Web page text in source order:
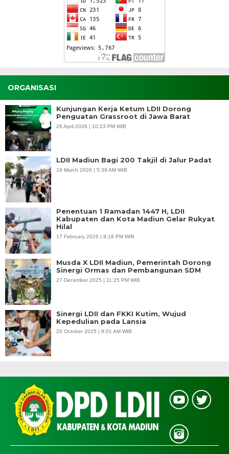
ORGANISASI
Kunjungan Kerja Ketum LDII Dorong
Penguatan Grassroot di Jawa Barat
26 April 2026 | 10:23 PM WIB
LDII Madiun Bagi 200 Takjil di Jalur Padat
18 March 2026 | 5:39 AM WIB
Penentuan 1 Ramadan 1447 H, LDII
Kabupaten dan Kota Madiun Gelar Rukyat
Hilal
17 February 2026 | 8:18 PM WIB
Musda X LDII Madiun, Pemerintah Dorong
Sinergi Ormas dan Pembangunan SDM
27 December 2025 | 11:25 PM WIB
Sinergi LDII dan FKKI Kutim, Wujud
Kepedulian pada Lansia
20 October 2025 | 9:01 AM WIB